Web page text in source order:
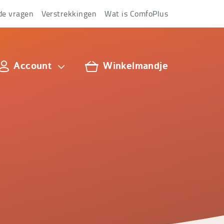
vragen Verstrekkingen Wat is ComfoPlus
Account Winkelmandje